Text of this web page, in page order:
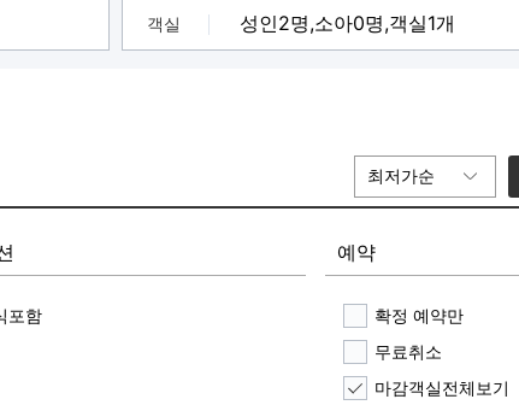
객실
최저가순
포함
예약
확정 예약만
무료취소
마감객실전체보기